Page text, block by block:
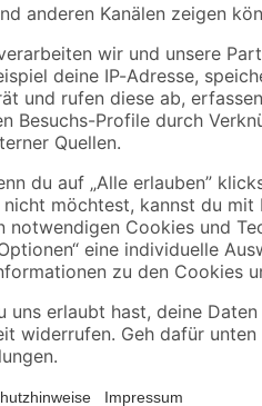
schwarz Ø 90 mm
10, 99 €